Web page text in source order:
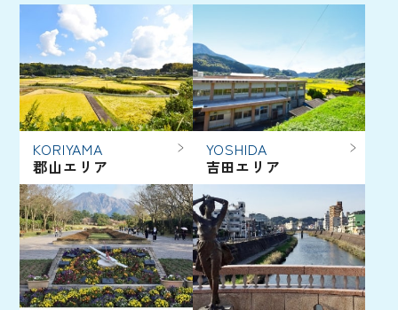
KORIYAMA
郡山エリア
YOSHIDA
吉田エリア